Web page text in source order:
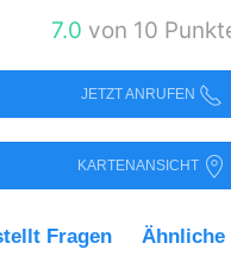
7.0 von 10
JETZT ANRUFEN
KARTENANSICHT
Fragen Ähnliche